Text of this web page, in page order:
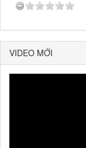
VIDEO MỚI